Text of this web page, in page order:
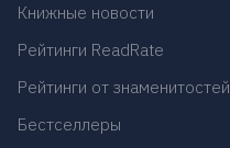
Книжные новости
Рейтинги ReadRate
Рейтинги от знаменитостей
Бестселлеры